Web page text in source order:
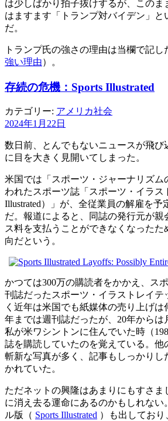
は少しばかり拍子抜けするが、このま
はますます「トランプ対バイデン」と
だ。
トランプ氏の強さの理由は当欄で記し
強い理由）。
存続の危機：Sports Illustrated
カテゴリー: アメリカ社会
2024年1月22日
数日前、とんでもないニュースが飛び
に目を大きく見開いてしまった。
米国では「スポーツ・ジャーナリズム
われたスポーツ誌「スポーツ・イラス
Illustrated）」が、全従業員の解雇を予
だ。報道によると、同誌の発行元が親
ス料を支払うことができなくなった
向だという。
かつては300万の購読者をかかえ、ス
刊誌だったスポーツ・イラストレイテ
く近年は米国でも紙媒体の売り上げは
年までは週刊誌だったが、20年からは
私が米ワシントンに住んでいた時（
誌を購読していたのを覚えている。他
斬新な写真が多く、記事もしっかりし
かれていた。
ただネットの興隆はあまりにもすさま
に消え去る運命にあるのかもしれない
ル版（ Sports Illustrated ）も出してお